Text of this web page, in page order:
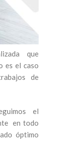
que
es el caso
de
el
en todo
óptimo